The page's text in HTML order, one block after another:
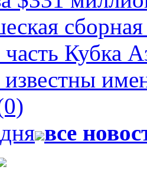
Кубка
все